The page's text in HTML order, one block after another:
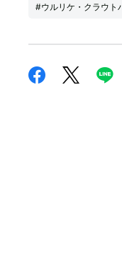
#ウルリケ・クラウト